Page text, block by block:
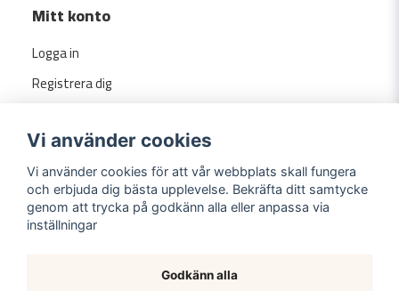
Mitt konto
Logga in
Registrera dig
Vi använder cookies
Vi använder cookies för att vår webbplats skall fungera
och erbjuda dig bästa upplevelse. Bekräfta ditt samtycke
genom att trycka på godkänn alla eller anpassa via
inställningar
Godkänn alla